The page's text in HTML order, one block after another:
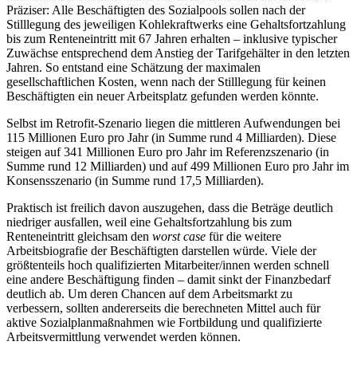
Präziser: Alle Beschäftigten des Sozialpools sollen nach der
Stilllegung des jeweiligen Kohlekraftwerks eine Gehaltsfortzahlung
bis zum Renteneintritt mit 67 Jahren erhalten – inklusive typischer
Zuwächse entsprechend dem Anstieg der Tarifgehälter in den letzten
Jahren. So entstand eine Schätzung der maximalen
gesellschaftlichen Kosten, wenn nach der Stilllegung für keinen
Beschäftigten ein neuer Arbeitsplatz gefunden werden könnte.
Selbst im Retrofit-Szenario liegen die mittleren Aufwendungen bei
115 Millionen Euro pro Jahr (in Summe rund 4 Milliarden). Diese
steigen auf 341 Millionen Euro pro Jahr im Referenzszenario (in
Summe rund 12 Milliarden) und auf 499 Millionen Euro pro Jahr im
Konsensszenario (in Summe rund 17,5 Milliarden).
Praktisch ist freilich davon auszugehen, dass die Beträge deutlich
niedriger ausfallen, weil eine Gehaltsfortzahlung bis zum
Renteneintritt gleichsam den worst case für die weitere
Arbeitsbiografie der Beschäftigten darstellen würde. Viele der
größtenteils hoch qualifizierten Mitarbeiter/innen werden schnell
eine andere Beschäftigung finden – damit sinkt der Finanzbedarf
deutlich ab. Um deren Chancen auf dem Arbeitsmarkt zu
verbessern, sollten andererseits die berechneten Mittel auch für
aktive Sozialplanmaßnahmen wie Fortbildung und qualifizierte
Arbeitsvermittlung verwendet werden können.